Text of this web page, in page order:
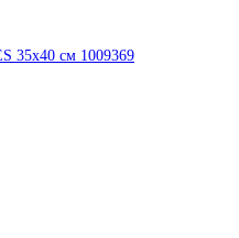
35x40 см 1009369